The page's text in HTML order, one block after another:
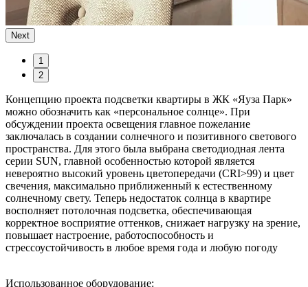
Next
1
2
Концепцию проекта подсветки квартиры в ЖК «Яуза Парк»
можно обозначить как «персональное солнце». При
обсуждении проекта освещения главное пожелание
заключалась в создании солнечного и позитивного светового
пространства. Для этого была выбрана светодиодная лента
серии SUN, главной особенностью которой является
невероятно высокий уровень цветопередачи (CRI>99) и цвет
свечения, максимально приближенный к естественному
солнечному свету. Теперь недостаток солнца в квартире
восполняет потолочная подсветка, обеспечивающая
корректное восприятие оттенков, снижает нагрузку на зрение,
повышает настроение, работоспособность и
стрессоустойчивость в любое время года и любую погоду
Использованное оборудование: